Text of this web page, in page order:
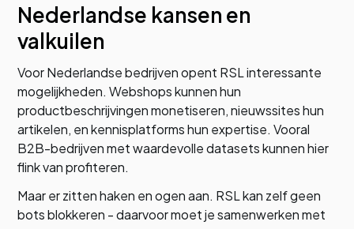
Nederlandse kansen en
valkuilen
Voor Nederlandse bedrijven opent RSL interessante
mogelijkheden. Webshops kunnen hun
productbeschrijvingen monetiseren, nieuwssites hun
artikelen, en kennisplatforms hun expertise. Vooral
B2B-bedrijven met waardevolle datasets kunnen hier
flink van profiteren.
Maar er zitten haken en ogen aan. RSL kan zelf geen
bots blokkeren - daarvoor moet je samenwerken met